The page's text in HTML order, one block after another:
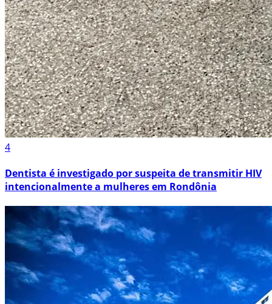
4
Dentista é investigado por suspeita de transmitir HIV
intencionalmente a mulheres em Rondônia